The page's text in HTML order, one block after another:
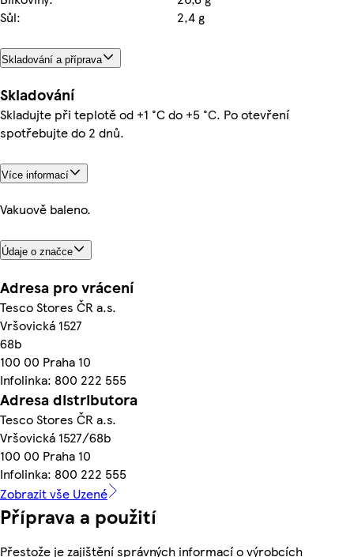
Sůl:
2,4 g
Skladování a příprava
Skladování
Skladujte při teplotě od +1 °C do +5 °C. Po otevření
spotřebujte do 2 dnů.
Více informací
Vakuově baleno.
Údaje o značce
Adresa pro vrácení
Tesco Stores ČR a.s.
Vršovická 1527
68b
100 00 Praha 10
Infolinka: 800 222 555
Adresa distributora
Tesco Stores ČR a.s.
Vršovická 1527/68b
100 00 Praha 10
Infolinka: 800 222 555
Zobrazit vše Uzené
Příprava a použití
Přestože je zajištění správných informací o výrobcích